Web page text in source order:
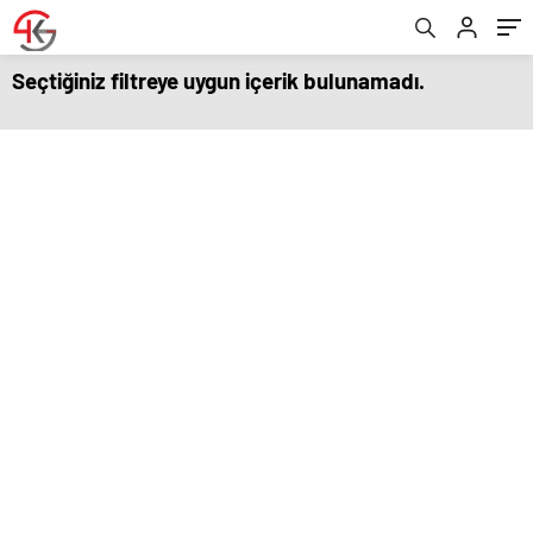
Seçtiğiniz filtreye uygun içerik bulunamadı.